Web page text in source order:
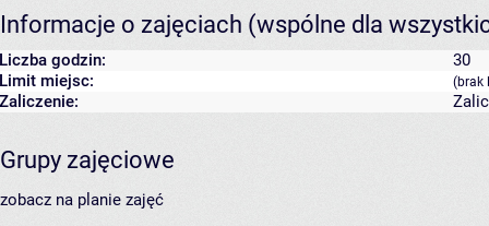
Informacje o zajęciach (wspólne dla
Liczba godzin:
30
Limit miejsc:
(brak
Zaliczenie:
Grupy zajęciowe
zobacz na planie zajęć